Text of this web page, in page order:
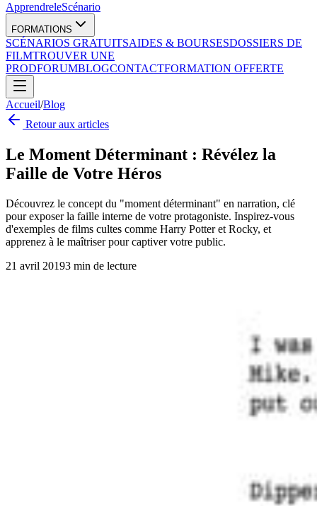
ApprendreleScénario
FORMATIONS
SCÉNARIOS GRATUITSAIDES & BOURSESDOSSIERS DE
FILMTROUVER UNE
PRODFORUMBLOGCONTACTFORMATION OFFERTE
Accueil/Blog
Retour aux articles
Le Moment Déterminant : Révélez la
Faille de Votre Héros
Découvrez le concept du "moment déterminant" en narration, clé
pour exposer la faille interne de votre protagoniste. Inspirez-vous
d'exemples de films cultes comme Harry Potter et Rocky, et
apprenez à le maîtriser pour captiver votre public.
21 avril 20193 min de lecture